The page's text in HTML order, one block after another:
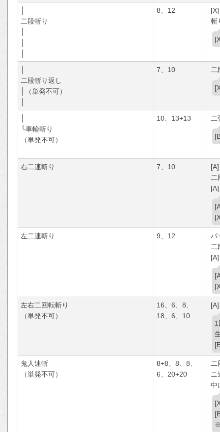
二段斬り
8、12
[X]
斬
二段斬り返し
│（単発不可）
7、10 二
└車輪斬り
（単発不可）
10、13+13 二
右二連斬り 7、10
[A]
二
[A]
左二連斬り 9、12
パ
二
[A]
左右二回転斬り
（単発不可）
16、6、8、
18、6、10
[A]
鬼人連斬
（単発不可）
8+8、8、8、
6、20+20
二
ニ
中